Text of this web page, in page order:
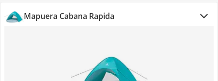
Mapuera Cabana Rapida